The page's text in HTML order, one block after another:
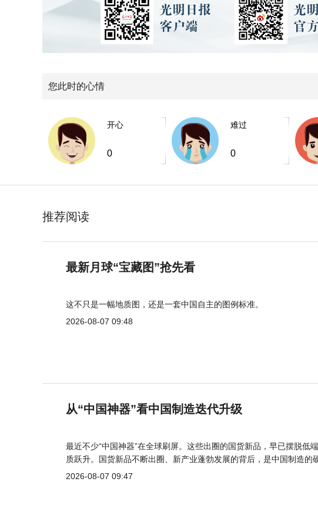
您此时的心情
开心
0
难过
0
推荐阅读
最新月球“宝藏图”抢先看
这不只是一幅地质图，还是一套中国自主的图例标准。
2026-08-07 09:48
从“中国神器”看中国制造迭代升级
最近不少“中国神器”在全球刷屏。这些出圈的国货新品，早已摆脱
质跃升。国货新品不断出圈、新产业蓬勃发展的背后，是中国制造的
2026-08-07 09:47